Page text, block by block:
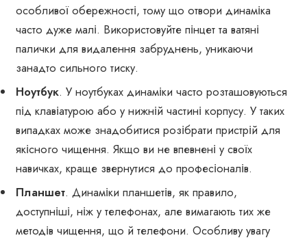
особливої ​​обережності, тому що отвори динаміка
часто дуже малі. Використовуйте пінцет та ватяні
палички для видалення забруднень, уникаючи
занадто сильного тиску.
Ноутбук. У ноутбуках динаміки часто розташовуються
під клавіатурою або у нижній частині корпусу. У таких
випадках може знадобитися розібрати пристрій для
якісного чищення. Якщо ви не впевнені у своїх
навичках, краще звернутися до професіоналів.
Планшет. Динаміки планшетів, як правило,
доступніші, ніж у телефонах, але вимагають тих же
методів чищення, що й телефони. Особливу увагу